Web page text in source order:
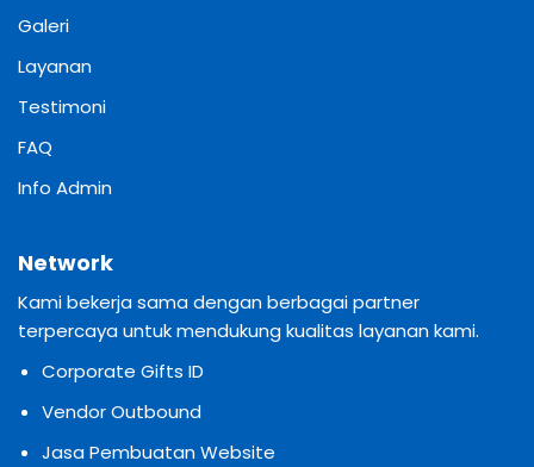
Galeri
Layanan
Testimoni
FAQ
Info Admin
Network
Kami bekerja sama dengan berbagai partner
terpercaya untuk mendukung kualitas layanan kami.
Corporate Gifts ID
Vendor Outbound
Jasa Pembuatan Website